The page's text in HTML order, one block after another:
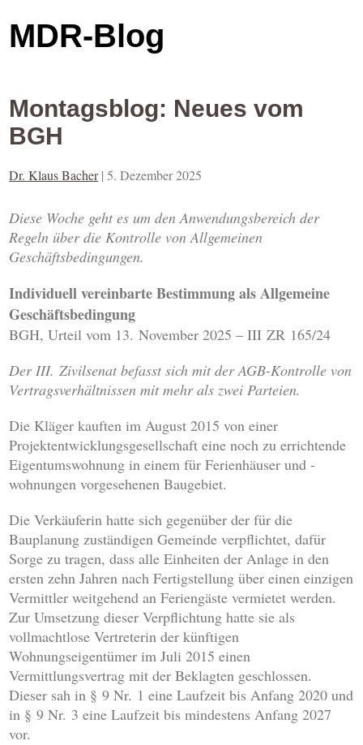
MDR-Blog
Montagsblog: Neues vom
BGH
Dr. Klaus Bacher |5. Dezember 2025
Diese Woche geht es um den Anwendungsbereich der
Regeln über die Kontrolle von Allgemeinen
Geschäftsbedingungen.
Individuell vereinbarte Bestimmung als Allgemeine
Geschäftsbedingung
BGH, Urteil vom 13. November 2025 – III ZR 165/24
Der III. Zivilsenat befasst sich mit der AGB-Kontrolle von
Vertragsverhältnissen mit mehr als zwei Parteien.
Die Kläger kauften im August 2015 von einer
Projektentwicklungsgesellschaft eine noch zu errichtende
Eigentumswohnung in einem für Ferienhäuser und -
wohnungen vorgesehenen Baugebiet.
Die Verkäuferin hatte sich gegenüber der für die
Bauplanung zuständigen Gemeinde verpflichtet, dafür
Sorge zu tragen, dass alle Einheiten der Anlage in den
ersten zehn Jahren nach Fertigstellung über einen einzigen
Vermittler weitgehend an Feriengäste vermietet werden.
Zur Umsetzung dieser Verpflichtung hatte sie als
vollmachtlose Vertreterin der künftigen
Wohnungseigentümer im Juli 2015 einen
Vermittlungsvertrag mit der Beklagten geschlossen.
Dieser sah in § 9 Nr. 1 eine Laufzeit bis Anfang 2020 und
in § 9 Nr. 3 eine Laufzeit bis mindestens Anfang 2027
vor.